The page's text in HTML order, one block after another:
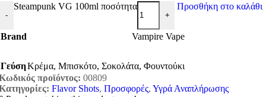
-
Steampunk VG 100ml ποσότητα
+
Προσθήκη στο καλάθι
Brand Vampire Vape
ΓεύσηΚρέμα, Μπισκότο, Σοκολάτα, Φουντούκι
προϊόντος: 00809
Flavor Shots, Προσφορές, Υγρά Αναπλήρωσης